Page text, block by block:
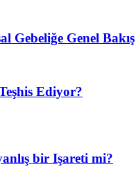
Gebeliğe Genel Bakış
Ediyor?
bir Işareti mi?